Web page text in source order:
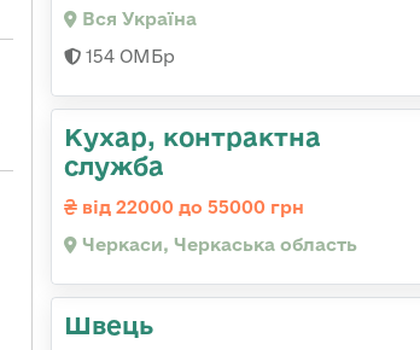
Вся Україна
154 ОМБр
Кухар, контрактна
служба
від 22000 до 55000 грн
Черкаси, Черкаська область
Швець